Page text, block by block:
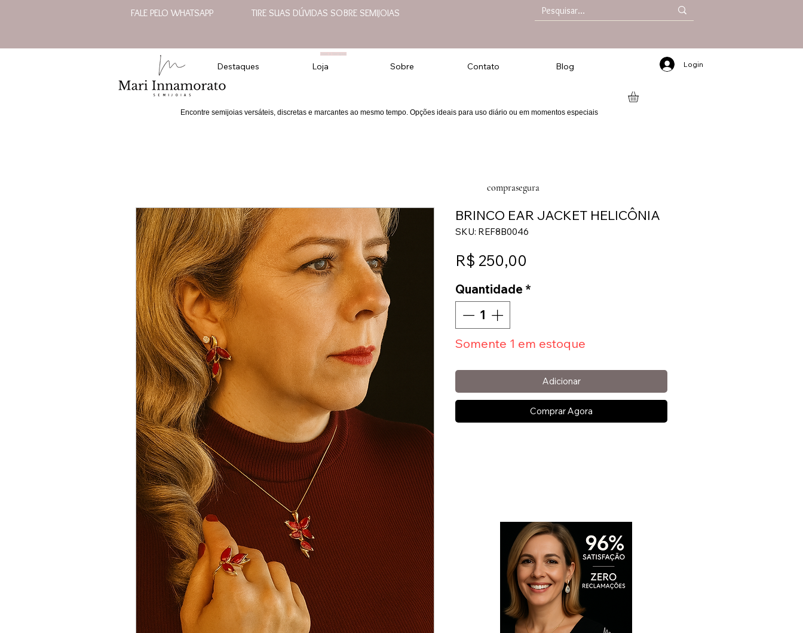
FALE PELO WHATSAPP TIRE SUAS DÚVIDAS SOBRE SEMIJOIAS
Destaques Loja Sobre Contato Blog Login
Encontre semijoias versáteis, discretas e marcantes ao mesmo tempo. Opções ideais para uso diário ou em momentos especiais
comprasegura
BRINCO EAR JACKET HELICÔNIA
SKU: REF8B0046
R$ 250,00
Quantidade *
Somente 1 em estoque
Adicionar
Comprar Agora